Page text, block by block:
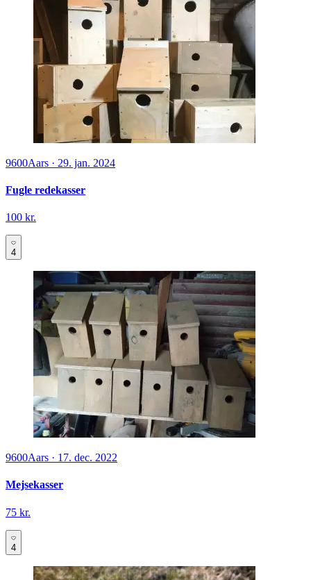
9600Aars · 29. jan. 2024
Fugle redekasser
100 kr.
4
9600Aars · 17. dec. 2022
Mejsekasser
75 kr.
4